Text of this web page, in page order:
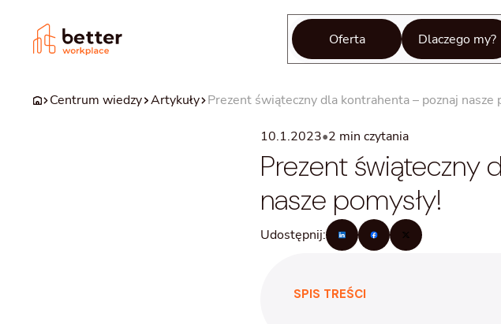
Oferta Dlaczego my?
Centrum wiedzy Artykuły Prezent świąteczny dla kontrahenta – poznaj nasze
10.1.2023•2 min czytania
Prezent świąteczny
nasze pomysły!
Udostępnij:
SPIS TREŚCI